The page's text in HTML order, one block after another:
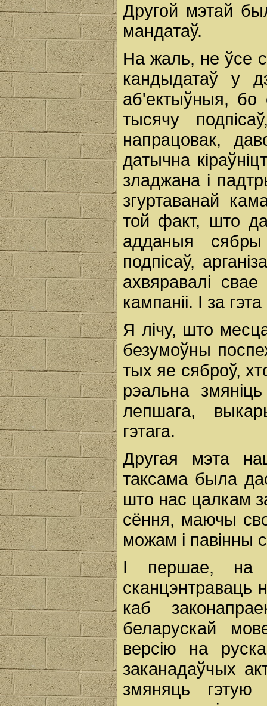
Другой мэтай
мандатаў.
На жаль, не ўсе
кандыдатаў у
аб'ектыўныя, бо
тысячу
напрацовак,
датычна
зладжана і
згуртаванай
той факт, што
адданыя
подпісаў,
ахвяравалі
кампаніі. І за
Я лічу, што
безумоўны
тых яе сяброў,
рэальна
лепшага,
гэтага.
Другая мэта
таксама была
што нас цалкам
сёння, маючы
можам і павінны
І першае, на
сканцэнтраваць
каб
беларускай
версію на
заканадаўчых
змяняць